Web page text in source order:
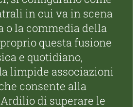
in cui va in scena
o la commedia della
questa fusione
e quotidiano,
limpide associazioni
consente alla
di superare le